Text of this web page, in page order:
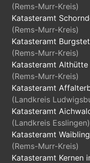
(Rems-Murr-Kreis)
Katasteramt
(Rems-Murr-Kreis)
Katasteramt
(Rems-Murr-Kreis)
Katasteramt Althütte
(Rems-Murr-Kreis)
Katasteramt
(Landkreis
Katasteramt
(Landkreis Esslingen)
Katasteramt
(Rems-Murr-Kreis)
Katasteramt Kernen